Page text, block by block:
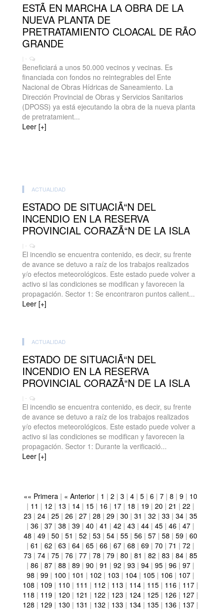
ESTÃ EN MARCHA LA OBRA DE LA
NUEVA PLANTA DE
PRETRATAMIENTO CLOACAL DE RÃO
GRANDE
| -
Beneficiará a unos 50.000 vecinos y vecinas. Es
financiada con fondos no reintegrables del Ente
Nacional de Obras Hídricas de Saneamiento. La
Dirección Provincial de Obras y Servicios Sanitarios
(DPOSS) ya está ejecutando la obra de la nueva planta
de pretratamient...
Leer [+]
ACTUALIDAD
ESTADO DE SITUACIÃ“N DEL
INCENDIO EN LA RESERVA
PROVINCIAL CORAZÃ“N DE LA ISLA
| -
El incendio se encuentra contenido, es decir, su frente
de avance se detuvo a raíz de los trabajos realizados
y/o efectos meteorológicos. Este estado puede volver a
activo si las condiciones se modifican y favorecen la
propagación. Sector 1: Se encontraron puntos calient...
Leer [+]
ACTUALIDAD
ESTADO DE SITUACIÃ“N DEL
INCENDIO EN LA RESERVA
PROVINCIAL CORAZÃ“N DE LA ISLA
| -
El incendio se encuentra contenido, es decir, su frente
de avance se detuvo a raíz de los trabajos realizados
y/o efectos meteorológicos. Este estado puede volver a
activo si las condiciones se modifican y favorecen la
propagación. Sector 1: Durante la verificació...
Leer [+]
«« Primera | « Anterior | 1 | 2 | 3 | 4 | 5 | 6 | 7 | 8 | 9 | 10
| 11 | 12 | 13 | 14 | 15 | 16 | 17 | 18 | 19 | 20 | 21 | 22 |
23 | 24 | 25 | 26 | 27 | 28 | 29 | 30 | 31 | 32 | 33 | 34 | 35
| 36 | 37 | 38 | 39 | 40 | 41 | 42 | 43 | 44 | 45 | 46 | 47 |
48 | 49 | 50 | 51 | 52 | 53 | 54 | 55 | 56 | 57 | 58 | 59 | 60
| 61 | 62 | 63 | 64 | 65 | 66 | 67 | 68 | 69 | 70 | 71 | 72 |
73 | 74 | 75 | 76 | 77 | 78 | 79 | 80 | 81 | 82 | 83 | 84 | 85
| 86 | 87 | 88 | 89 | 90 | 91 | 92 | 93 | 94 | 95 | 96 | 97 |
98 | 99 | 100 | 101 | 102 | 103 | 104 | 105 | 106 | 107 |
108 | 109 | 110 | 111 | 112 | 113 | 114 | 115 | 116 | 117 |
118 | 119 | 120 | 121 | 122 | 123 | 124 | 125 | 126 | 127 |
128 | 129 | 130 | 131 | 132 | 133 | 134 | 135 | 136 | 137 |